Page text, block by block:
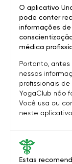
Estas
O aplicativo
pode conter
informações
médica
Portanto,
nessas
profissionais
YogaClub não
Você usa ou
neste